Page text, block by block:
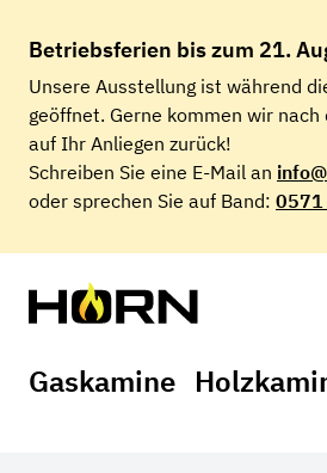
Betriebsferien bis zum 21.
Unsere Ausstellung ist während
geöffnet. Gerne kommen wir nach
auf Ihr Anliegen zurück!
Schreiben Sie eine E-Mail an
oder sprechen Sie auf Band:
Gaskamine